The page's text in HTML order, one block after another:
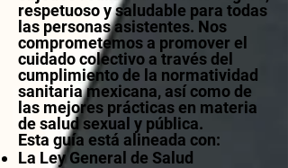
respetuoso y saludable para todas
las personas asistentes. Nos
comprometemos a promover el
cuidado colectivo a través del
cumplimiento de la normatividad
sanitaria mexicana, así como de
las mejores prácticas en materia
de salud sexual y pública.
Esta guía está alineada con:
La Ley General de Salud